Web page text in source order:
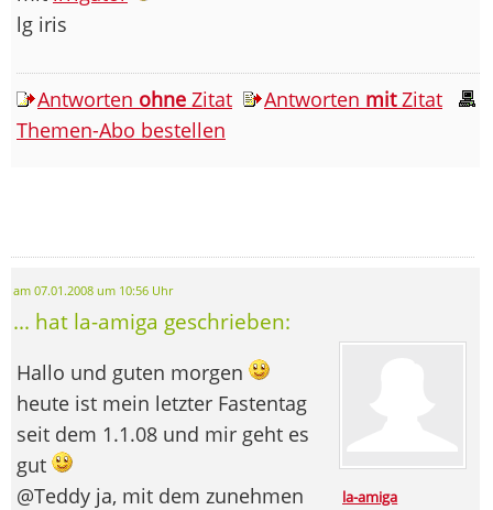
lg iris
Antworten ohne Zitat Antworten mitZitat
Themen-Abo bestellen
am 07.01.2008 um 10:56 Uhr
... hat la-amiga geschrieben:
la-amiga
Hallo und guten morgen
heute ist mein letzter Fastentag
seit dem 1.1.08 und mir geht es
gut
@Teddy ja, mit dem zunehmen